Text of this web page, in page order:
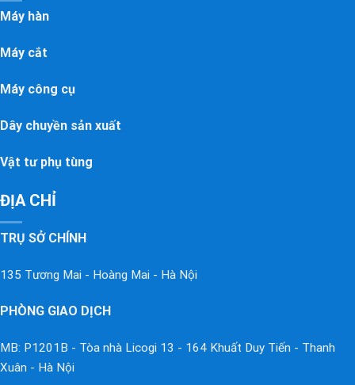
Máy hàn
Máy cắt
Máy công cụ
Dây chuyền sản xuất
Vật tư phụ tùng
ĐỊA CHỈ
TRỤ SỞ CHÍNH
135 Tương Mai - Hoàng Mai - Hà Nội
PHÒNG GIAO DỊCH
MB: P1201B - Tòa nhà Licogi 13 - 164 Khuất Duy Tiến - Thanh
Xuân - Hà Nội